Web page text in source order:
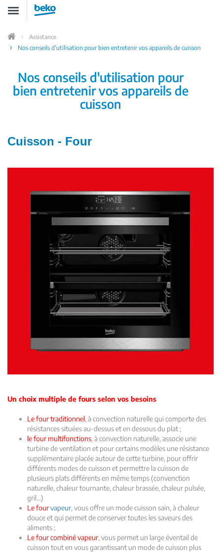
principal
Toggle
navigation
Home
Assistance
Nos conseils d'utilisation pour bien entretenir vos appareils de cuisson
Nos conseils d'utilisation pour
bien entretenir vos appareils de
cuisson
Cuisson - Four
Un choix multiple de fours selon vos besoins
Le four traditionnel, à convection naturelle qui comporte des
résistances situées au-dessus et en dessous du plat ;
le four multifonctions, à convection naturelle, associe une
turbine de ventilation et pour certains modèles une résistance
supplémentaire placée autour de cette turbine, pour offrir
différents modes de cuisson et permettre la cuisson de
plusieurs plats différents en même temps (convenction
naturelle, chaleur tournante, chaleur brassée, chaleur pulsée,
gril...)
Le fourvapeur, vous offre un mode cuisson sain, à chaleur
douce et qui permet de conserver toutes les saveurs des
aliments ;
Le four combiné vapeur, vous permet un large éventail de
cuisson tout en vous garantissant un mode de cuisson plus